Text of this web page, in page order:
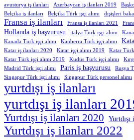
avusturya iş ilanları Azerbaycan iş ilanları 2019
Belçika iş ilanları
Belçika Türk işçi alımı dışişleri
Fransa iş ilanları Fransa iş ilanları 2021
Hollanda iş başvurusu italya Türk işçi alımı
Kanada Türk işçi alımı
Kanberra Türk işçi alımı
Katar iş ilanları 2020 Katar işçi alımı 2019
Katar Türk
Katar Türk işçi alımı 2019
Kudüs Türk işçi alımı
Madrid Türk işçi alımı
Paris iş başvurusu Rusya
Singapur Türk işçi alımı
Singapur Türk personel alımı
yurtdışı iş ilanları
yurtdışı iş ilanları
Yurtdışı iş ilanları 2020
Yurtdışı iş ilanları 2022